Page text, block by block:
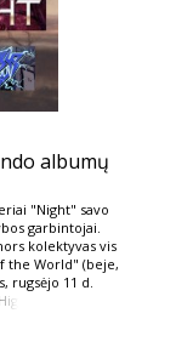
albumų
"Night" savo
garbintojai.
kolektyvas vis
the World" (beje,
rugsėjo 11 d.